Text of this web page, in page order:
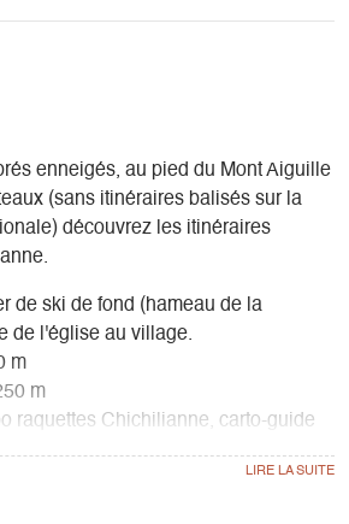
enneigés, au pied du Mont Aiguille
(sans itinéraires balisés sur la
découvrez les itinéraires
de ski de fond (hameau de la
de l'église au village.
m
m
raquettes Chichilianne, carto-guide
perches, marques peinture